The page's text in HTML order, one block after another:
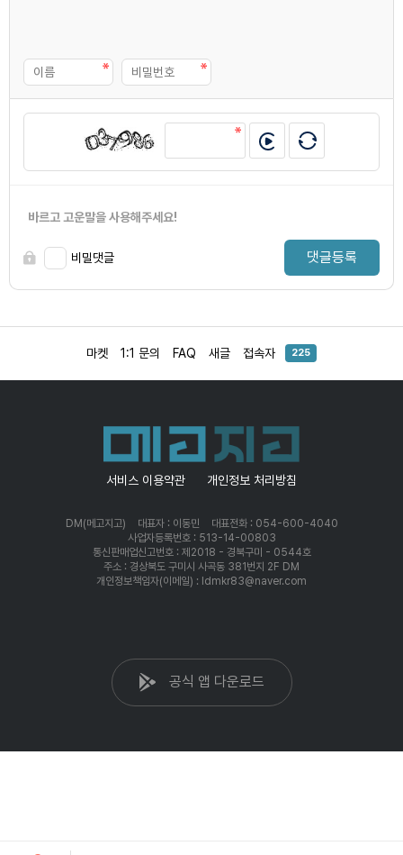
바르고 고운말을 사용해주세요!
비밀댓글 댓글등록
마켓 1:1 문의 FAQ 새글 접속자 225
서비스 이용약관 개인정보 처리방침
DM(메고지고) 대표자 : 이동민
대표전화 : 054-600-4040
사업자등록번호 : 513-14-00803
통신판매업신고번호 : 제2018 - 경북구미 - 0544호
주소 : 경상북도 구미시 사곡동 381번지 2F DM
개인정보책임자(이메일) : ldmkr83@naver.com
공식 앱 다운로드